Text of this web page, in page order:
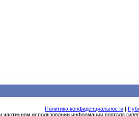
Политика конфиденциальности |
частичном использовании информации портала